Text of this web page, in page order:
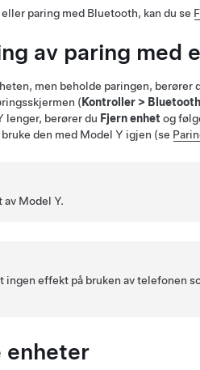
paring med Bluetooth, kan du se
av paring med
men beholde paringen, berører
( Kontroller > Bluetooth
lenger, berører du Fjern enhet og
den med Model Y igjen (se
av Model Y.
ingen effekt på bruken av telefonen
enheter